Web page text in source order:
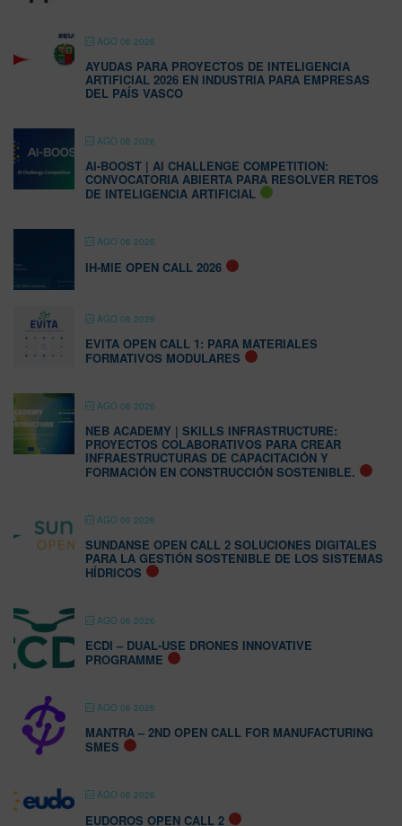
AGO 06 2026
AYUDAS PARA PROYECTOS DE INTELIGENCIA
ARTIFICIAL 2026 EN INDUSTRIA PARA EMPRESAS
DEL PAÍS VASCO
AGO 06 2026
AI-BOOST | AI CHALLENGE COMPETITION:
CONVOCATORIA ABIERTA PARA RESOLVER RETOS
DE INTELIGENCIA ARTIFICIAL
AGO 06 2026
IH-MIE OPEN CALL 2026
AGO 06 2026
EVITA OPEN CALL 1: PARA MATERIALES
FORMATIVOS MODULARES
AGO 06 2026
NEB ACADEMY | SKILLS INFRASTRUCTURE:
PROYECTOS COLABORATIVOS PARA CREAR
INFRAESTRUCTURAS DE CAPACITACIÓN Y
FORMACIÓN EN CONSTRUCCIÓN SOSTENIBLE.
AGO 06 2026
SUNDANSE OPEN CALL 2 SOLUCIONES DIGITALES
PARA LA GESTIÓN SOSTENIBLE DE LOS SISTEMAS
HÍDRICOS
AGO 06 2026
ECDI – DUAL-USE DRONES INNOVATIVE
PROGRAMME
AGO 06 2026
MANTRA – 2ND OPEN CALL FOR MANUFACTURING
SMES
AGO 06 2026
EUDOROS OPEN CALL 2